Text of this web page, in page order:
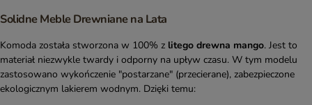
Solidne Meble Drewniane na Lata
Komoda została stworzona w 100% z litego drewna mango. Jest to
materiał niezwykle twardy i odporny na upływ czasu. W tym modelu
zastosowano wykończenie "postarzane" (przecierane), zabezpieczone
ekologicznym lakierem wodnym. Dzięki temu: